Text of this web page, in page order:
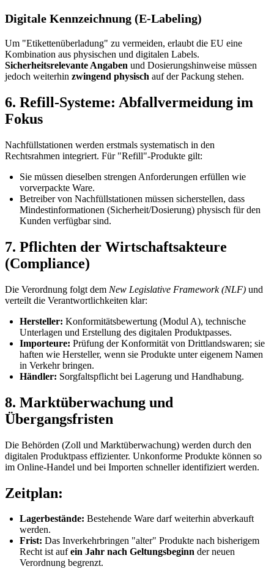
Digitale Kennzeichnung (E-Labeling)
Um "Etikettenüberladung" zu vermeiden, erlaubt die EU eine
Kombination aus physischen und digitalen Labels.
Sicherheitsrelevante Angaben und Dosierungshinweise müssen
jedoch weiterhin zwingend physisch auf der Packung stehen.
6. Refill-Systeme: Abfallvermeidung im
Fokus
Nachfüllstationen werden erstmals systematisch in den
Rechtsrahmen integriert. Für "Refill"-Produkte gilt:
Sie müssen dieselben strengen Anforderungen erfüllen wie
vorverpackte Ware.
Betreiber von Nachfüllstationen müssen sicherstellen, dass
Mindestinformationen (Sicherheit/Dosierung) physisch für den
Kunden verfügbar sind.
7. Pflichten der Wirtschaftsakteure
(Compliance)
Die Verordnung folgt dem New Legislative Framework (NLF) und
verteilt die Verantwortlichkeiten klar:
Hersteller: Konformitätsbewertung (Modul A), technische
Unterlagen und Erstellung des digitalen Produktpasses.
Importeure: Prüfung der Konformität von Drittlandswaren; sie
haften wie Hersteller, wenn sie Produkte unter eigenem Namen
in Verkehr bringen.
Händler: Sorgfaltspflicht bei Lagerung und Handhabung.
8. Marktüberwachung und
Übergangsfristen
Die Behörden (Zoll und Marktüberwachung) werden durch den
digitalen Produktpass effizienter. Unkonforme Produkte können so
im Online-Handel und bei Importen schneller identifiziert werden.
Zeitplan:
Lagerbestände: Bestehende Ware darf weiterhin abverkauft
werden.
Frist: Das Inverkehrbringen "alter" Produkte nach bisherigem
Recht ist aufein Jahr nach Geltungsbeginn der neuen
Verordnung begrenzt.